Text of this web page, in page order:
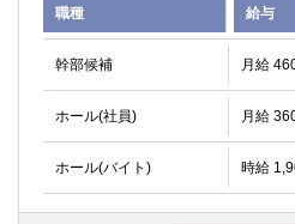
職種 給与
幹部候補 月給
ホール(社員) 月給
ホール(バイト) 時給
大船
相模原
南越谷
志木
川越